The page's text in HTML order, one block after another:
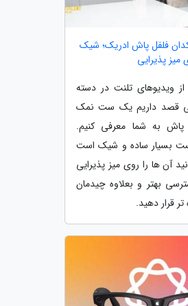
فلفل پاش ادریک؛ شیک
میز پذیرایی
ویدیوهای تلنت در دسته
قصد داریم یک ست نمک
به شما معرفی کنیم.
بسیار ساده و شیک است
آن ها را روی میز پذیرایی
بهتر و بعلاوه چیدمان
قرار دهید.